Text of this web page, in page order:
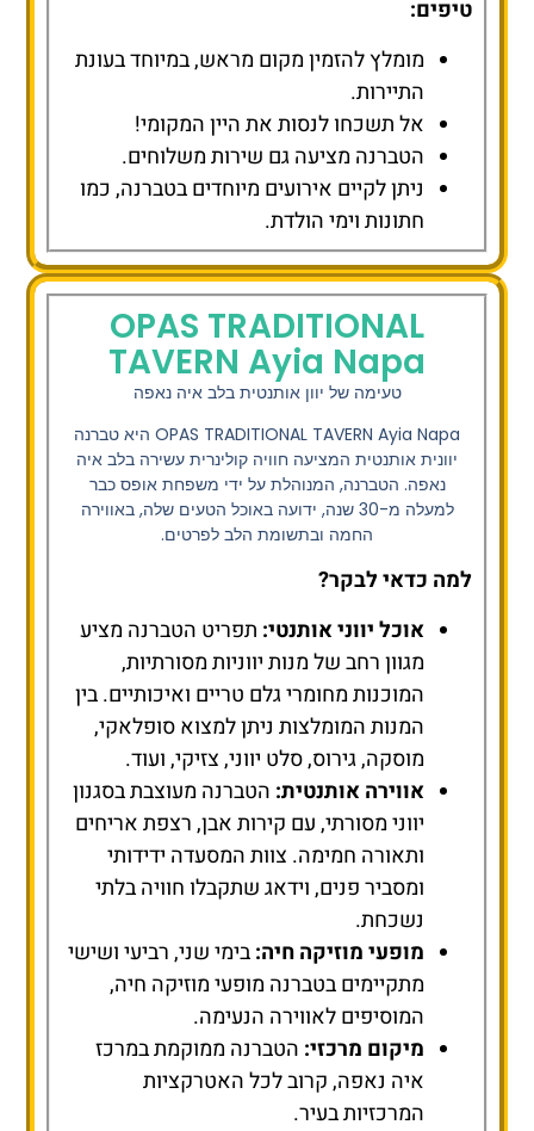
טיפים:
מומלץ להזמין מקום מראש, במיוחד בעונת
התיירות.
אל תשכחו לנסות את היין המקומי!
הטברנה מציעה גם שירות משלוחים.
ניתן לקיים אירועים מיוחדים בטברנה, כמו
חתונות וימי הולדת.
OPAS TRADITIONAL
TAVERN Ayia Napa
טעימה של יוון אותנטית בלב איה נאפה
OPAS TRADITIONAL TAVERN Ayia Napa היא טברנה
יוונית אותנטית המציעה חוויה קולינרית עשירה בלב איה
נאפה. הטברנה, המנוהלת על ידי משפחת אופס כבר
למעלה מ-30 שנה, ידועה באוכל הטעים שלה, באווירה
החמה ובתשומת הלב לפרטים.
למה כדאי לבקר?
אוכל יווני אותנטי: תפריט הטברנה מציע
מגוון רחב של מנות יווניות מסורתיות,
המוכנות מחומרי גלם טריים ואיכותיים. בין
המנות המומלצות ניתן למצוא סופלאקי,
מוסקה, גירוס, סלט יווני, צזיקי, ועוד.
אווירה אותנטית: הטברנה מעוצבת בסגנון
יווני מסורתי, עם קירות אבן, רצפת אריחים
ותאורה חמימה. צוות המסעדה ידידותי
ומסביר פנים, וידאג שתקבלו חוויה בלתי
נשכחת.
מופעי מוזיקה חיה:בימי שני, רביעי ושישי
מתקיימים בטברנה מופעי מוזיקה חיה,
המוסיפים לאווירה הנעימה.
מיקום מרכזי: הטברנה ממוקמת במרכז
איה נאפה, קרוב לכל האטרקציות
המרכזיות בעיר.